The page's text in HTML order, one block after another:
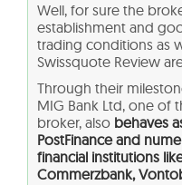
Well, for sure the
establishment and
trading conditions as
Swissquote Review
Through their
MIG Bank Ltd, one of
broker, also behaves
PostFinance and
financial institutions
Commerzbank,